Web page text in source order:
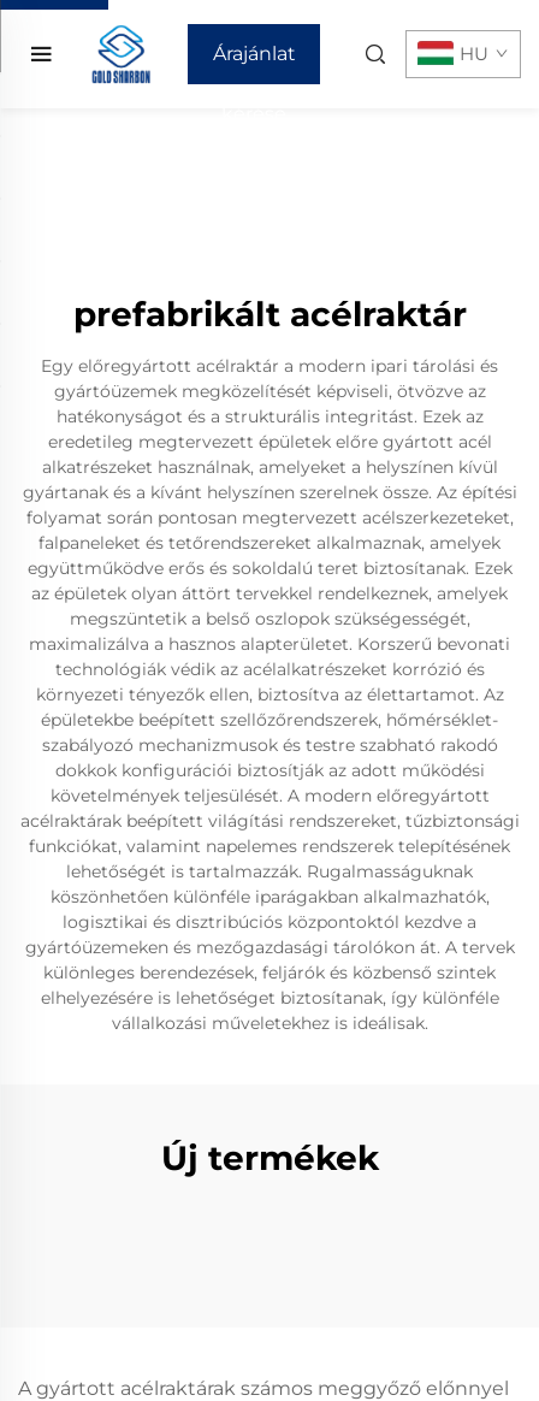
Árajánlat HU
prefabrikált acélraktár
Egy előregyártott acélraktár a modern ipari tárolási és
gyártóüzemek megközelítését képviseli, ötvözve az
hatékonyságot és a strukturális integritást. Ezek az
eredetileg megtervezett épületek előre gyártott acél
alkatrészeket használnak, amelyeket a helyszínen kívül
gyártanak és a kívánt helyszínen szerelnek össze. Az építési
folyamat során pontosan megtervezett acélszerkezeteket,
falpaneleket és tetőrendszereket alkalmaznak, amelyek
együttműködve erős és sokoldalú teret biztosítanak. Ezek
az épületek olyan áttört tervekkel rendelkeznek, amelyek
megszüntetik a belső oszlopok szükségességét,
maximalizálva a hasznos alapterületet. Korszerű bevonati
technológiák védik az acélalkatrészeket korrózió és
környezeti tényezők ellen, biztosítva az élettartamot. Az
épületekbe beépített szellőzőrendszerek, hőmérséklet-
szabályozó mechanizmusok és testre szabható rakodó
dokkok konfigurációi biztosítják az adott működési
követelmények teljesülését. A modern előregyártott
acélraktárak beépített világítási rendszereket, tűzbiztonsági
funkciókat, valamint napelemes rendszerek telepítésének
lehetőségét is tartalmazzák. Rugalmasságuknak
köszönhetően különféle iparágakban alkalmazhatók,
logisztikai és disztribúciós központoktól kezdve a
gyártóüzemeken és mezőgazdasági tárolókon át. A tervek
különleges berendezések, feljárók és közbenső szintek
elhelyezésére is lehetőséget biztosítanak, így különféle
vállalkozási műveletekhez is ideálisak.
Új termékek
A gyártott acélraktárak számos meggyőző előnnyel